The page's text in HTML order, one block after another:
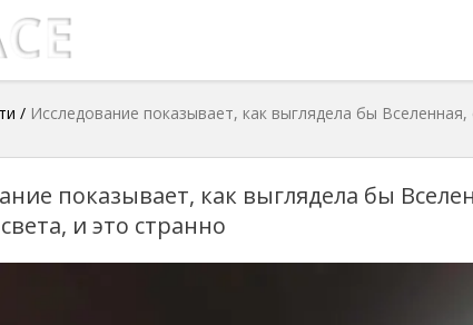
/ Исследование показывает, как выглядела бы
показывает, как выглядела бы
и это странно